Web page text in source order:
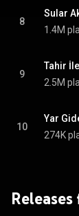
8
Sular
1.4M
9
Tahir
2.5M
10
Yar
274K